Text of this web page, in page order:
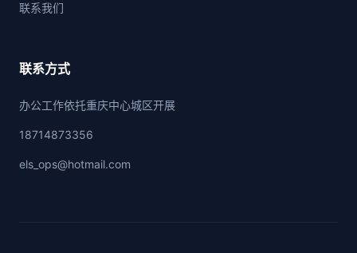
联系我们
联系方式
办公工作依托重庆中心城区开展
18714873356
els_ops@hotmail.com